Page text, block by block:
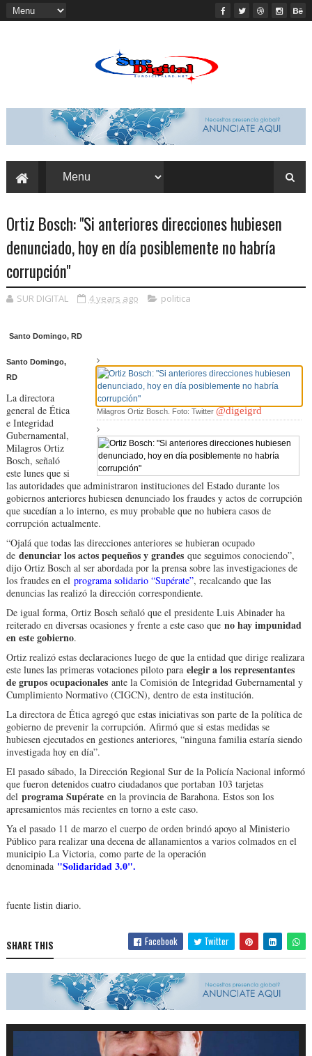
Ortiz Bosch: "Si anteriores direcciones hubiesen
denunciado, hoy en día posiblemente no habría
corrupción"
SUR DIGITAL 4 years ago politica
Santo Domingo, RD
Milagros Ortiz Bosch. Foto: Twitter@digeigrd
Santo Domingo,
RD
La directora
general de Ética
e Integridad
Gubernamental,
Milagros Ortiz
Bosch, señaló
este lunes que si
las autoridades que administraron instituciones del Estado durante los
gobiernos anteriores hubiesen denunciado los fraudes y actos de corrupción
que sucedían a lo interno, es muy probable que no hubiera casos de
corrupción actualmente.
“Ojalá que todas las direcciones anteriores se hubieran ocupado
de denunciar los actos pequeños y grandes que seguimos conociendo”,
dijo Ortiz Bosch al ser abordada por la prensa sobre las investigaciones de
los fraudes en el programa solidario “Supérate”, recalcando que las
denuncias las realizó la dirección correspondiente.
De igual forma, Ortiz Bosch señaló que el presidente Luis Abinader ha
reiterado en diversas ocasiones y frente a este caso que no hay impunidad
en este gobierno.
Ortiz realizó estas declaraciones luego de que la entidad que dirige realizara
este lunes las primeras votaciones piloto para elegir a los representantes
de grupos ocupacionales ante la Comisión de Integridad Gubernamental y
Cumplimiento Normativo (CIGCN), dentro de esta institución.
La directora de Ética agregó que estas iniciativas son parte de la política de
gobierno de prevenir la corrupción. Afirmó que si estas medidas se
hubiesen ejecutados en gestiones anteriores, “ninguna familia estaría siendo
investigada hoy en día”.
El pasado sábado, la Dirección Regional Sur de la Policía Nacional informó
que fueron detenidos cuatro ciudadanos que portaban 103 tarjetas
del programa Supérate en la provincia de Barahona. Estos son los
apresamientos más recientes en torno a este caso.
Ya el pasado 11 de marzo el cuerpo de orden brindó apoyo al Ministerio
Público para realizar una decena de allanamientos a varios colmados en el
municipio La Victoria, como parte de la operación
denominada "Solidaridad 3.0".
fuente listin diario.
SHARE THIS Facebook Twitter